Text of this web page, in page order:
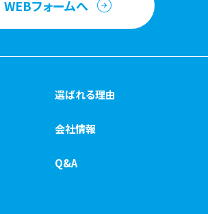
WEBフォームへ
選ばれる理由
会社情報
Q&A